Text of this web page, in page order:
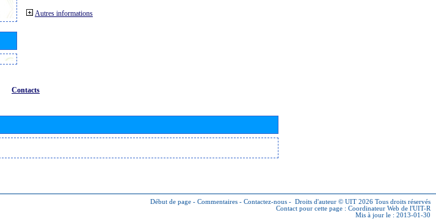
Autres informations
Contacts
Début de page - Commentaires - Contactez-nous - Droits d'auteur © UIT 2026 Tous droits réservés
Contact pour cette page : Coordinateur Web de l'UIT-R
Mis à jour le : 2013-01-30